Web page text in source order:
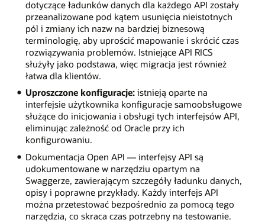
dotyczące ładunków danych dla każdego API zostały
przeanalizowane pod kątem usunięcia nieistotnych
pól i zmiany ich nazw na bardziej biznesową
terminologię, aby uprościć mapowanie i skrócić czas
rozwiązywania problemów. Istniejące API RICS
służyły jako podstawa, więc migracja jest również
łatwa dla klientów.
Uproszczone konfiguracje:istnieją oparte na
interfejsie użytkownika konfiguracje samoobsługowe
służące do inicjowania i obsługi tych interfejsów API,
eliminując zależność od Oracle przy ich
konfigurowaniu.
Dokumentacja Open API — interfejsy API są
udokumentowane w narzędziu opartym na
Swaggerze, zawierającym szczegóły ładunku danych,
opisy i poprawne przykłady. Każdy interfejs API
można przetestować bezpośrednio za pomocą tego
narzędzia, co skraca czas potrzebny na testowanie.